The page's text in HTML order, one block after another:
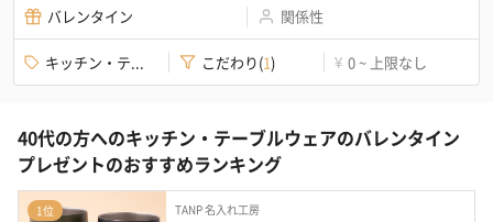
バレンタイン 関係性
キッチン・テ... こだわり(1) ¥ 0 ~ 上限なし
40代の方へのキッチン・テーブルウェアのバレンタイン
プレゼントのおすすめランキング
1位 TANP 名入れ工房